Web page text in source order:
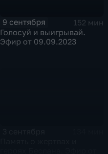
9 сентября
152 мин
Голосуй и выигрывай.
Эфир от 09.09.2023